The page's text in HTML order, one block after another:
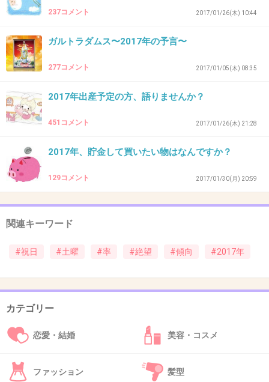
シフトな上に、私より先に勤務し出した主婦が
数入ろうとするので、祭日のある週は私のシフ
トが片寄る。
なので三連休なんか忌々しいだけ。
-2
37. 匿名 2017/01/07(土) 16:10:15
+118
38. 匿名2017/01/07(土) 16:10:22
土曜に被る祝日のときは前後の週どちらかの水曜に休める
ようにしようよー
237コメント 2017/01/26(木) 10:44
ガルトラダムス〜2017年の予言〜
277コメント 2017/01/05(木) 08:35
2017年出産予定の方、語りませんか？
451コメント 2017/01/26(木) 21:28
2017年、貯金して買いたい物はなんですか？
129コメント 2017/01/30(月) 20:59
関連キーワード
#祝日 #土曜 #率 #絶望 #傾向 #2017年
カテゴリー
恋愛・結婚 美容・コスメ
ファッション 髪型